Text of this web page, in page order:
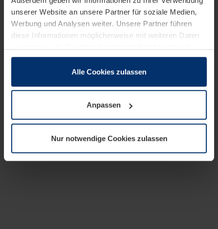
unserer Website an unsere Partner für soziale Medien,
Werbung und Analysen weiter. Unsere Partner führen
diese Informationen möglicherweise mit weiteren Daten
sie im Rahmen Ihrer Nutzung der Dienste gesammelt
wenn diese für den Betrieb dieser Seite unbedingt
notwendig sind. Für alle anderen Cookie-Typen benötigen
wir Ihre Erlaubnis. Ihre Einwilligung können Sie jederzeit
Datenschutzerklärungunserer Website ändern oder
widerrufen.
Alle Cookies zulassen
Anpassen
Nur notwendige Cookies zulassen